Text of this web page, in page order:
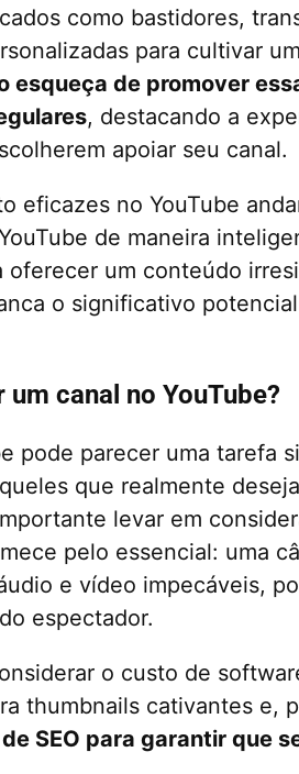
como bastidores,
para cultivar
esqueça de promover
, destacando a
apoiar seu canal.
eficazes no YouTube
de maneira
oferecer um conteúdo
o significativo
canal no YouTube?
pode parecer uma tarefa
que realmente
levar em
pelo essencial: uma
e vídeo impecáveis,
espectador.
o custo de
thumbnails cativantes e,
SEO para garantir que